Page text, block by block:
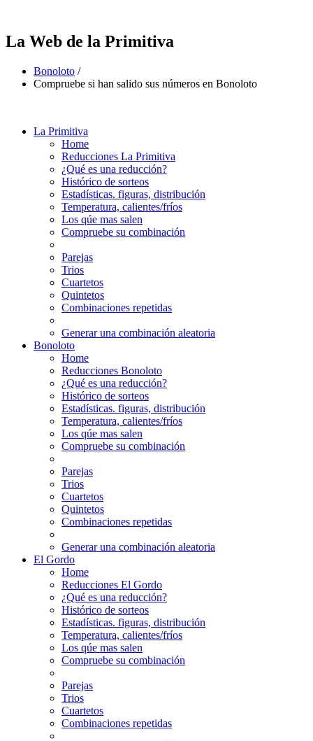
La Web de la Primitiva
Bonoloto /
Compruebe si han salido sus números en Bonoloto
La Primitiva
Home
Reducciones La Primitiva
¿Qué es una reducción?
Histórico de sorteos
Estadísticas. figuras, distribución
Temperatura, calientes/fríos
Los qúe mas salen
Compruebe su combinación
Parejas
Trios
Cuartetos
Quintetos
Combinaciones repetidas
Generar una combinación aleatoria
Bonoloto
Home
Reducciones Bonoloto
¿Qué es una reducción?
Histórico de sorteos
Estadísticas. figuras, distribución
Temperatura, calientes/fríos
Los qúe mas salen
Compruebe su combinación
Parejas
Trios
Cuartetos
Quintetos
Combinaciones repetidas
Generar una combinación aleatoria
El Gordo
Home
Reducciones El Gordo
¿Qué es una reducción?
Histórico de sorteos
Estadísticas. figuras, distribución
Temperatura, calientes/fríos
Los qúe mas salen
Compruebe su combinación
Parejas
Trios
Cuartetos
Combinaciones repetidas